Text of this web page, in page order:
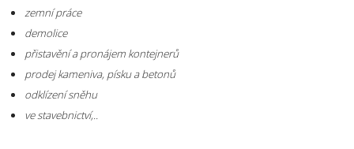
zemní práce
demolice
přistavění a pronájem kontejnerů
prodej kameniva, písku a betonů
odklízení sněhu
ve stavebnictví,..